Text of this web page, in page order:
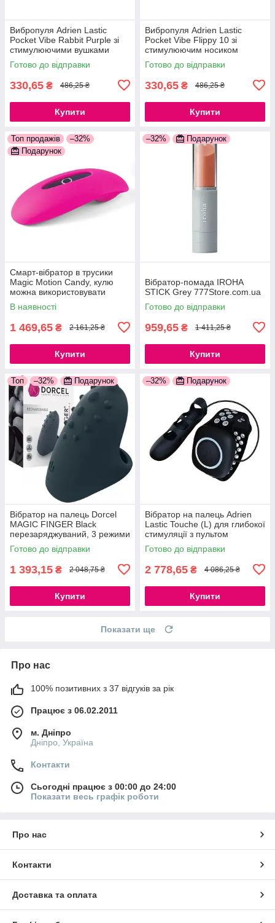
Вибропуля Adrien Lastic
Pocket Vibe Rabbit Purple зі
стимулюючими вушками
777Store.com.ua
Готово до відправки
330,65 ₴ 486,25 ₴
Купити
Вибропуля Adrien Lastic
Pocket Vibe Flippy 10 зі
стимулюючим носиком
777Store.com.ua
Готово до відправки
330,65 ₴ 486,25 ₴
Купити
Топ продажів
–32%
Подарунок
Смарт-вібратор в трусики
Magic Motion Candy, кулю
можна використовувати
окремо 777Store.com.ua
В наявності
1 469,65 ₴ 2 161,25 ₴
Купити
–32% Подарунок
Вібратор-помада IROHA
STICK Grey 777Store.com.ua
Готово до відправки
959,65 ₴ 1 411,25 ₴
Купити
Топ –32% Подарунок
Вібратор на палець Dorcel
MAGIC FINGER Black
перезаряджуваний, 3 режими
роботи, із м'якого ніжного
силікону
Готово до відправки
1 393,15 ₴ 2 048,75 ₴
Купити
–32% Подарунок
Вібратор на палець Adrien
Lastic Touche (L) для глибокої
стимуляції з пультом
управління на руці
777Store.com.ua
Готово до відправки
2 778,65 ₴ 4 086,25 ₴
Купити
Показати ще
Про нас
100% позитивних з 37 відгуків за рік
Працює з 06.02.2011
м. Дніпро
Дніпро, Україна
Контакти
Сьогодні працює з 00:00 до 24:00
Показати весь графік роботи
Про нас
Контакти
Доставка та оплата